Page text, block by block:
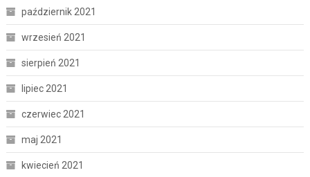
październik 2021
wrzesień 2021
sierpień 2021
lipiec 2021
czerwiec 2021
maj 2021
kwiecień 2021